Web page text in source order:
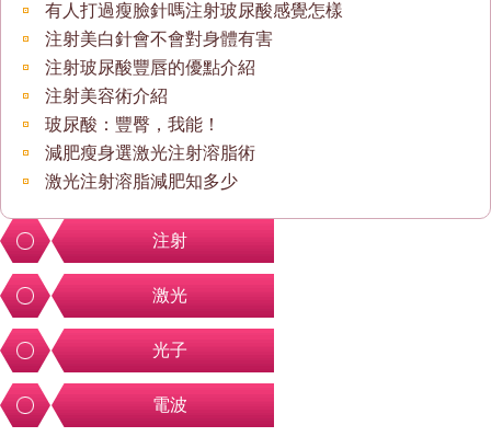
有人打過瘦臉針嗎注射玻尿酸感覺怎樣
注射美白針會不會對身體有害
注射玻尿酸豐唇的優點介紹
注射美容術介紹
玻尿酸：豐臀，我能！
減肥瘦身選激光注射溶脂術
激光注射溶脂減肥知多少
注射
激光
光子
電波